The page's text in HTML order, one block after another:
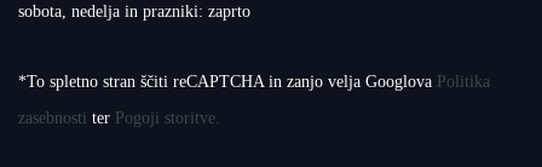
sobota, nedelja in prazniki: zaprto
*To spletno stran ščiti reCAPTCHA in zanjo velja Googlova Politika
zasebnosti ter Pogoji storitve.